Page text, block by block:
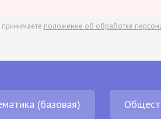
положение об обработке
(базовая)